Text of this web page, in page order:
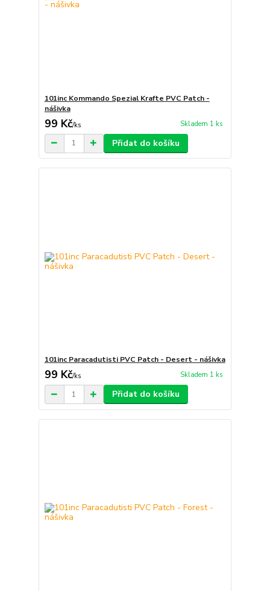
101inc Kommando Spezial Krafte PVC Patch -
nášivka
99 Kč/ks Skladem 1 ks
Přidat do košíku
101inc Paracadutisti PVC Patch - Desert - nášivka
99 Kč/ks Skladem 1 ks
Přidat do košíku